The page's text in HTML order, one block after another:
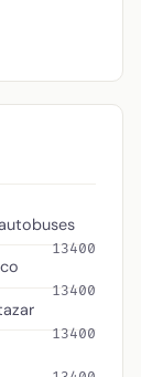
13400
13400
13400